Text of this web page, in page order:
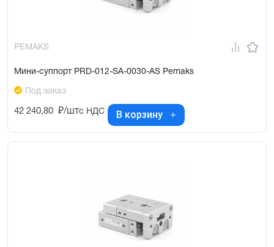
PEMAKS
Мини-суппорт PRD-012-SA-0030-AS Pemaks
Под заказ
42 240,80 ₽/штс НДС В корзину